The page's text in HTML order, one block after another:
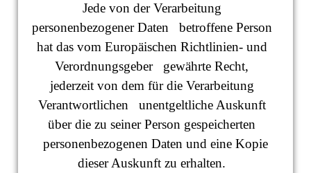
Jede von der Verarbeitung
personenbezogener Daten betroffene Person
hat das vom Europäischen Richtlinien- und
Verordnungsgeber gewährte Recht,
jederzeit von dem für die Verarbeitung
Verantwortlichen unentgeltliche Auskunft
über die zu seiner Person gespeicherten
personenbezogenen Daten und eine Kopie
dieser Auskunft zu erhalten.